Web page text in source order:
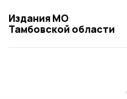
Издания МО
Тамбовской области